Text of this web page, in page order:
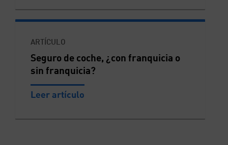
ARTÍCULO
Seguro de coche, ¿con franquicia o
sin franquicia?
Leer artículo